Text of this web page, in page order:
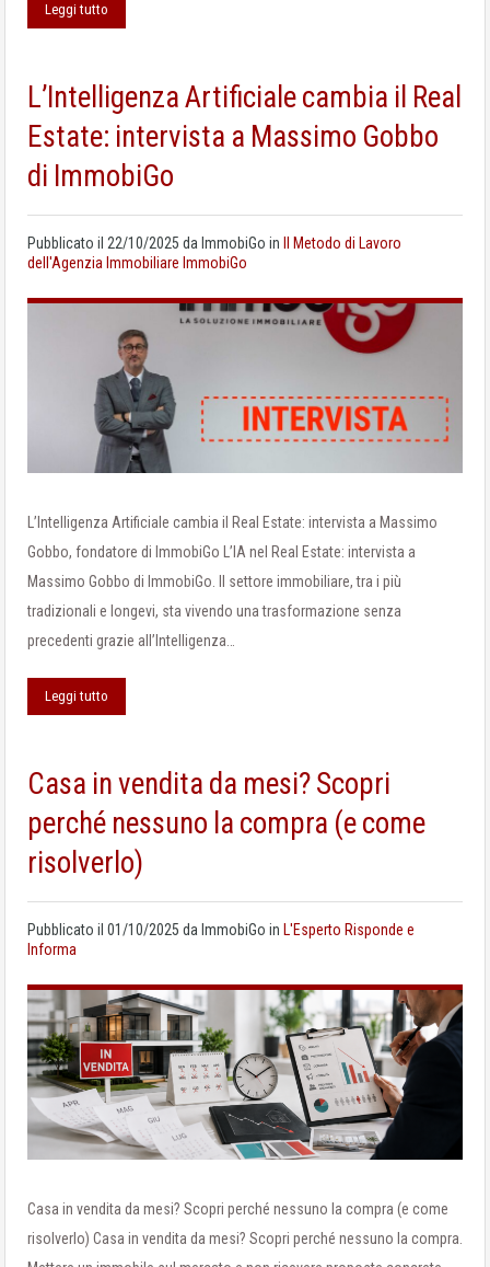
Leggi tutto
L’Intelligenza Artificiale cambia il Real
Estate: intervista a Massimo Gobbo
di ImmobiGo
Pubblicato il 22/10/2025 da ImmobiGo in
Il Metodo di Lavoro
dell'Agenzia Immobiliare ImmobiGo
L’Intelligenza Artificiale cambia il Real Estate: intervista a Massimo
Gobbo, fondatore di ImmobiGo L’IA nel Real Estate: intervista a
Massimo Gobbo di ImmobiGo. Il settore immobiliare, tra i più
tradizionali e longevi, sta vivendo una trasformazione senza
precedenti grazie all’Intelligenza…
Leggi tutto
Casa in vendita da mesi? Scopri
perché nessuno la compra (e come
risolverlo)
Pubblicato il 01/10/2025 da ImmobiGo in L'Esperto Risponde e
Informa
Casa in vendita da mesi? Scopri perché nessuno la compra (e come
risolverlo) Casa in vendita da mesi? Scopri perché nessuno la compra.